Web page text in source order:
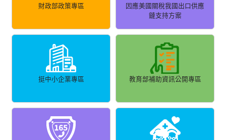
財政部政策專區
因應美國關稅我國出口供應
鏈支持方案
挺中小企業專區 教育部補助資訊公開專區